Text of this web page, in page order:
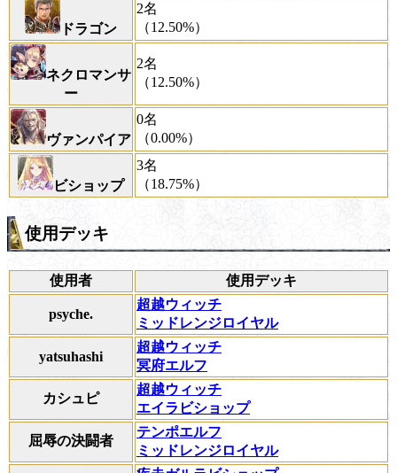
ドラゴン
2名
（12.50%）
ネクロマンサ
ー
2名
（12.50%）
ヴァンパイア
0名
（0.00%）
ビショップ
3名
（18.75%）
使用デッキ
使用者 使用デッキ
psyche.
超越ウィッチ
ミッドレンジロイヤル
yatsuhashi
超越ウィッチ
冥府エルフ
カシュピ
超越ウィッチ
エイラビショップ
屈辱の決闘者
テンポエルフ
ミッドレンジロイヤル